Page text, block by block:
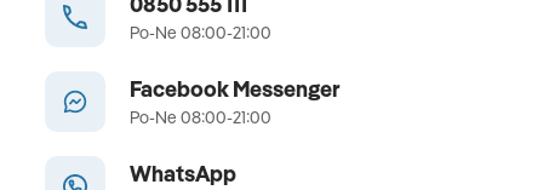
Po-Ne 08:00-21:00
Facebook Messenger
Po-Ne 08:00-21:00
WhatsApp